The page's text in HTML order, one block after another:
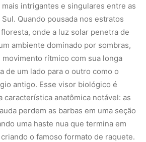
intrigantes e singulares entre as
Quando pousada nos estratos
onde a luz solar penetra de
ambiente dominado por sombras,
movimento rítmico com sua longa
de um lado para o outro como o
antigo. Esse visor biológico é
característica anatômica notável: as
perdem as barbas em uma seção
uma haste nua que termina em
o famoso formato de raquete.